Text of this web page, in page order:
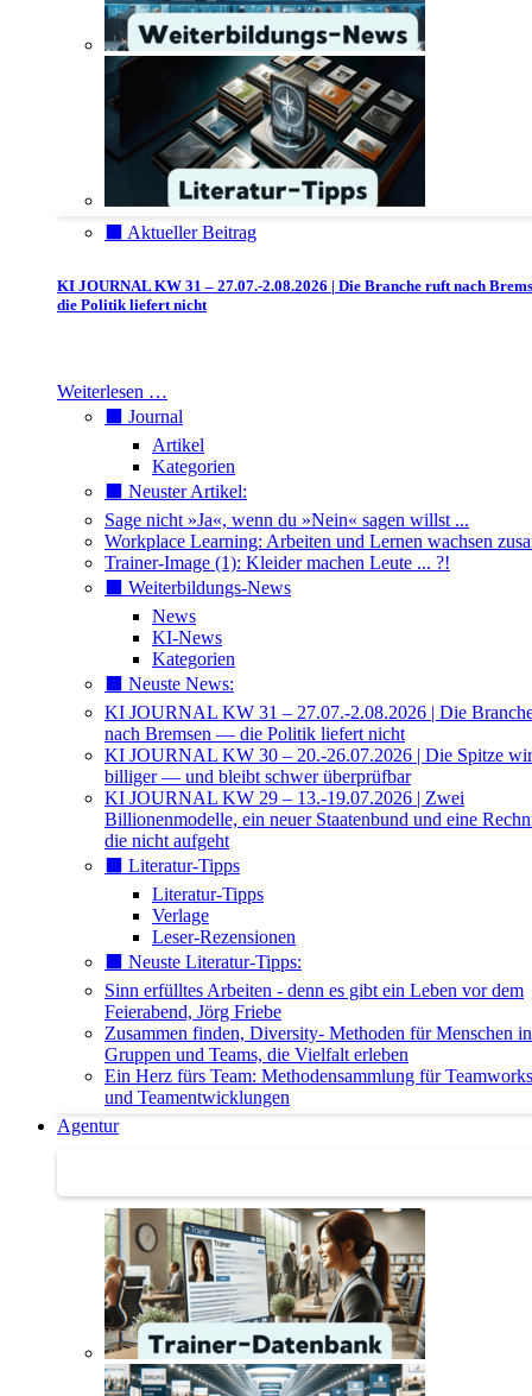
⬛️ Aktueller Beitrag
KI JOURNAL KW 31 – 27.07.-2.08.2026 | Die Branche ruft nach
die Politik liefert nicht
Weiterlesen …
⬛️ Journal
Artikel
Kategorien
⬛️ Neuster Artikel:
Sage nicht »Ja«, wenn du »Nein« sagen willst ...
Workplace Learning: Arbeiten und Lernen wachsen
Trainer-Image (1): Kleider machen Leute ... ?!
⬛️ Weiterbildungs-News
News
KI-News
Kategorien
⬛️ Neuste News:
KI JOURNAL KW 31 – 27.07.-2.08.2026 | Die
nach Bremsen — die Politik liefert nicht
KI JOURNAL KW 30 – 20.-26.07.2026 | Die Spitze
billiger — und bleibt schwer überprüfbar
KI JOURNAL KW 29 – 13.-19.07.2026 | Zwei
Billionenmodelle, ein neuer Staatenbund und eine
die nicht aufgeht
⬛️ Literatur-Tipps
Literatur-Tipps
Verlage
Leser-Rezensionen
⬛️ Neuste Literatur-Tipps:
Sinn erfülltes Arbeiten - denn es gibt ein Leben vor dem
Feierabend, Jörg Friebe
Zusammen finden, Diversity- Methoden für Menschen in
Gruppen und Teams, die Vielfalt erleben
Ein Herz fürs Team: Methodensammlung für
und Teamentwicklungen
Agentur